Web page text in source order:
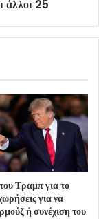
άλλοι 25
Τραμπ για το
για να
ή συνέχιση του